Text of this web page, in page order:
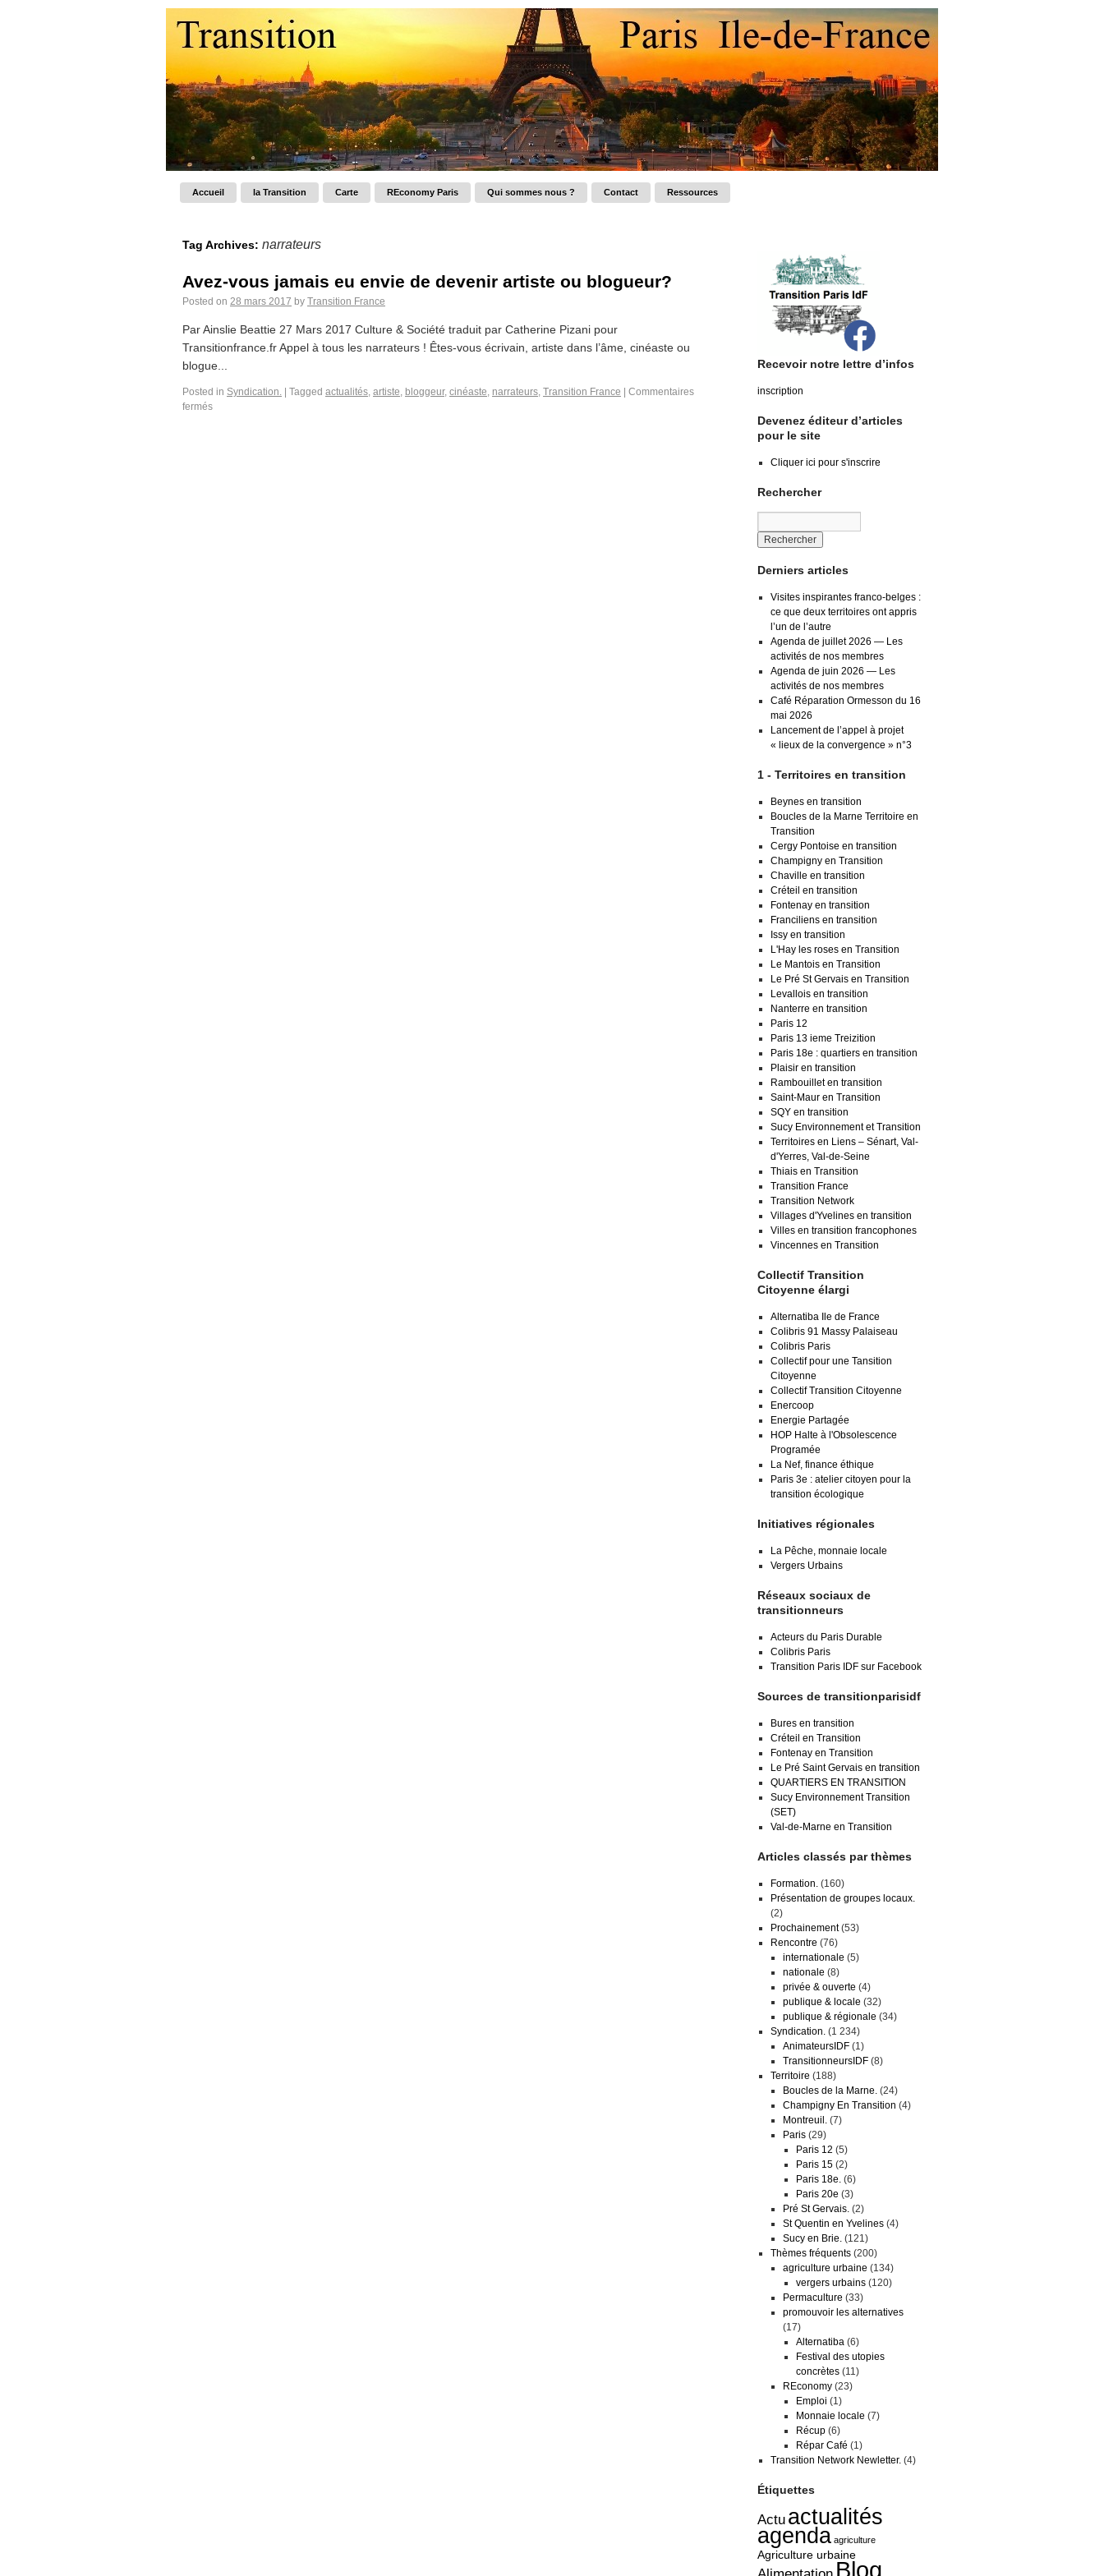
Accueil la Transition Carte REconomy Paris Qui sommes nous ? Contact Ressources
Tag Archives: narrateurs
Avez-vous jamais eu envie de devenir artiste ou blogueur?
Posted on 28 mars 2017 by Transition France
Par Ainslie Beattie 27 Mars 2017 Culture & Société traduit par Catherine Pizani pour
Transitionfrance.fr Appel à tous les narrateurs ! Êtes-vous écrivain, artiste dans l’âme, cinéaste ou
blogue...
Posted in Syndication. Tagged actualités, artiste, bloggeur, cinéaste, narrateurs, Transition France
Commentaires
fermés
Recevoir notre lettre d’infos
inscription
Devenez éditeur d’articles
pour le site
Cliquer ici pour s'inscrire
Rechercher
Derniers articles
Visites inspirantes franco-belges :
ce que deux territoires ont appris
l’un de l’autre
Agenda de juillet 2026 — Les
activités de nos membres
Agenda de juin 2026 — Les
activités de nos membres
Café Réparation Ormesson du 16
mai 2026
Lancement de l’appel à projet
« lieux de la convergence » n°3
1 - Territoires en transition
Beynes en transition
Boucles de la Marne Territoire en
Transition
Cergy Pontoise en transition
Champigny en Transition
Chaville en transition
Créteil en transition
Fontenay en transition
Franciliens en transition
Issy en transition
L'Hay les roses en Transition
Le Mantois en Transition
Le Pré St Gervais en Transition
Levallois en transition
Nanterre en transition
Paris 12
Paris 13 ieme Treizition
Paris 18e : quartiers en transition
Plaisir en transition
Rambouillet en transition
Saint-Maur en Transition
SQY en transition
Sucy Environnement et Transition
Territoires en Liens – Sénart, Val-
d'Yerres, Val-de-Seine
Thiais en Transition
Transition France
Transition Network
Villages d'Yvelines en transition
Villes en transition francophones
Vincennes en Transition
Collectif Transition
Citoyenne élargi
Alternatiba Ile de France
Colibris 91 Massy Palaiseau
Colibris Paris
Collectif pour une Tansition
Citoyenne
Collectif Transition Citoyenne
Enercoop
Energie Partagée
HOP Halte à l'Obsolescence
Programée
La Nef, finance éthique
Paris 3e : atelier citoyen pour la
transition écologique
Initiatives régionales
La Pêche, monnaie locale
Vergers Urbains
Réseaux sociaux de
transitionneurs
Acteurs du Paris Durable
Colibris Paris
Transition Paris IDF sur Facebook
Sources de transitionparisidf
Bures en transition
Créteil en Transition
Fontenay en Transition
Le Pré Saint Gervais en transition
QUARTIERS EN TRANSITION
Sucy Environnement Transition
(SET)
Val-de-Marne en Transition
Articles classés par thèmes
Formation.(160)
Présentation de groupes locaux.
(2)
Prochainement(53)
Rencontre (76)
internationale (5)
nationale (8)
privée & ouverte (4)
publique & locale (32)
publique & régionale (34)
Syndication.(1 234)
AnimateursIDF (1)
TransitionneursIDF (8)
Territoire (188)
Boucles de la Marne. (24)
Champigny En Transition (4)
Montreuil. (7)
Paris (29)
Paris 12 (5)
Paris 15(2)
Paris 18e.(6)
Paris 20e (3)
Pré St Gervais. (2)
St Quentin en Yvelines (4)
Sucy en Brie. (121)
Thèmes fréquents(200)
agriculture urbaine (134)
vergers urbains(120)
Permaculture (33)
promouvoir les alternatives
(17)
Alternatiba(6)
Festival des utopies
concrètes(11)
REconomy (23)
Emploi (1)
Monnaie locale (7)
Récup(6)
Répar Café (1)
Transition Network Newletter.(4)
Étiquettes
Actu actualités
agenda agriculture
Agriculture urbaine
Blog